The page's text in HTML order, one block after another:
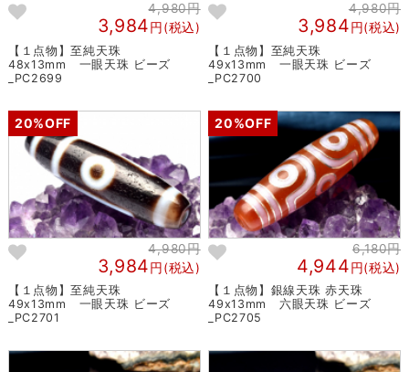
4,980円
3,984円(税込)
【１点物】至純天珠
48x13mm 一眼天珠 ビーズ
_PC2699
4,980円
3,984円(税込)
【１点物】至純天珠
49x13mm 一眼天珠 ビーズ
_PC2700
20%OFF
4,980円
3,984円(税込)
【１点物】至純天珠
49x13mm 一眼天珠 ビーズ
_PC2701
20%OFF
6,180円
4,944円(税込)
【１点物】銀線天珠 赤天珠
49x13mm 六眼天珠 ビーズ
_PC2705